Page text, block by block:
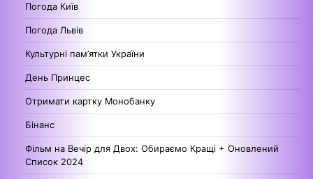
Погода Київ
Погода Львів
Культурні пам’ятки України
День Принцес
Отримати картку Монобанку
Бінанс
Фільм на Вечір для Двох: Обираємо Кращі + Оновлений
Список 2024